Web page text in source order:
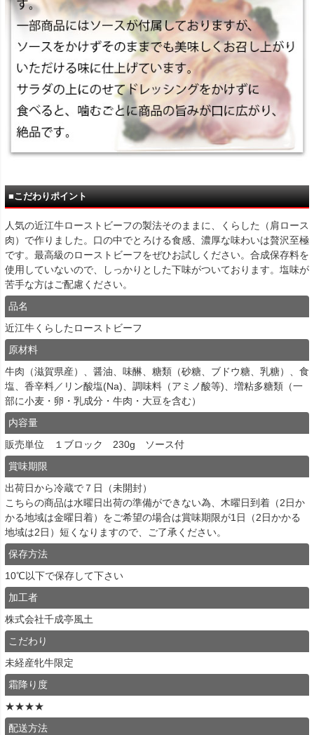
■こだわりポイント
人気の近江牛ローストビーフの製法そのままに、くらした（肩ロース
肉）で作りました。口の中でとろける食感、濃厚な味わいは贅沢至極
です。最高級のローストビーフをぜひお試しください。合成保存料を
使用していないので、しっかりとした下味がついております。塩味が
苦手な方はご配慮ください。
品名
近江牛くらしたローストビーフ
原材料
牛肉（滋賀県産）、醤油、味醂、糖類（砂糖、ブドウ糖、乳糖）、食
塩、香辛料／リン酸塩(Na)、調味料（アミノ酸等)、増粘多糖類（一
部に小麦・卵・乳成分・牛肉・大豆を含む）
内容量
販売単位 １ブロック 230g ソース付
賞味期限
出荷日から冷蔵で７日（未開封）
こちらの商品は水曜日出荷の準備ができない為、木曜日到着（2日か
かる地域は金曜日着）をご希望の場合は賞味期限が1日（2日かかる
地域は2日）短くなりますので、ご了承ください。
保存方法
10℃以下で保存して下さい
加工者
株式会社千成亭風土
こだわり
未経産牝牛限定
霜降り度
★★★★
配送方法